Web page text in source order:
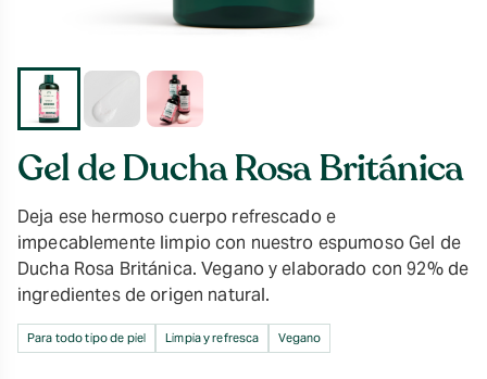
Gel de Ducha Rosa Británica
Deja ese hermoso cuerpo refrescado e
impecablemente limpio con nuestro espumoso Gel de
Ducha Rosa Británica. Vegano y elaborado con 92% de
ingredientes de origen natural.
Para todo tipo de piel Limpia y refresca Vegano